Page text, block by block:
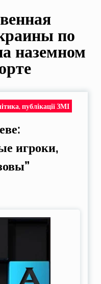
по
наземном
публікації ЗМІ
игроки,